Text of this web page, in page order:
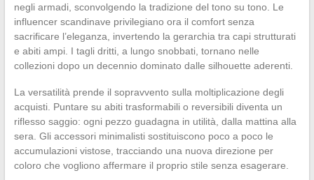
negli armadi, sconvolgendo la tradizione del tono su tono. Le
influencer scandinave privilegiano ora il comfort senza
sacrificare l’eleganza, invertendo la gerarchia tra capi strutturati
e abiti ampi. I tagli dritti, a lungo snobbati, tornano nelle
collezioni dopo un decennio dominato dalle silhouette aderenti.
La versatilità prende il sopravvento sulla moltiplicazione degli
acquisti. Puntare su abiti trasformabili o reversibili diventa un
riflesso saggio: ogni pezzo guadagna in utilità, dalla mattina alla
sera. Gli accessori minimalisti sostituiscono poco a poco le
accumulazioni vistose, tracciando una nuova direzione per
coloro che vogliono affermare il proprio stile senza esagerare.